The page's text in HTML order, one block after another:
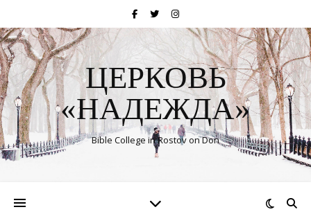
ЦЕРКОВЬ
«НАДЕЖДА»
Bible College in Rostov on Don